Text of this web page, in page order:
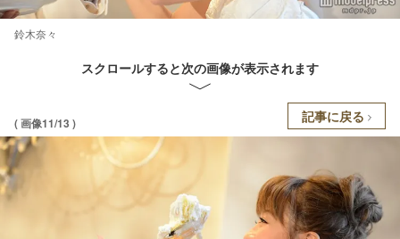
鈴木奈々
スクロールすると次の画像が表示されます
( 画像11/13 ) 記事に戻る